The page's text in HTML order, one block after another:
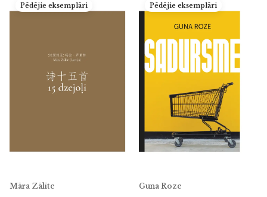
Pēdējie eksemplāri
Māra Zālīte
Pēdējie eksemplāri
Guna Roze